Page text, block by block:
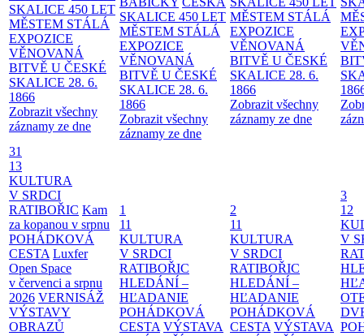
SKALICE 450 LET
MĚSTEM STÁLÁ
EXPOZICE
VĚNOVANÁ
BITVĚ U ČESKÉ
SKALICE 28. 6.
1866
Zobrazit všechny
záznamy ze dne
SKALICE 450 LET
MĚSTEM STÁLÁ
EXPOZICE
VĚNOVANÁ
BITVĚ U ČESKÉ
SKALICE 28. 6.
1866
Zobrazit všechny
záznamy ze dne
MĚSTEM STÁLÁ
EXPOZICE
VĚNOVANÁ
BITVĚ U ČESKÉ
SKALICE 28. 6.
1866
Zobrazit všechny
záznamy ze dne
31
13
KULTURA
V SRDCI
RATIBOŘIC Kam
za kopanou v srpnu
POHÁDKOVÁ
CESTA Luxfer
Open Space
v červenci a srpnu
2026 VERNISÁŽ
VÝSTAVY
OBRAZŮ
1
11
KULTURA
V SRDCI
RATIBOŘIC
HLEDÁNÍ –
HĽADANIE
POHÁDKOVÁ
CESTA VÝSTAVA
2
11
KULTURA
V SRDCI
RATIBOŘIC
HLEDÁNÍ –
HĽADANIE
POHÁDKOVÁ
CESTA VÝSTAVA
3
12
V